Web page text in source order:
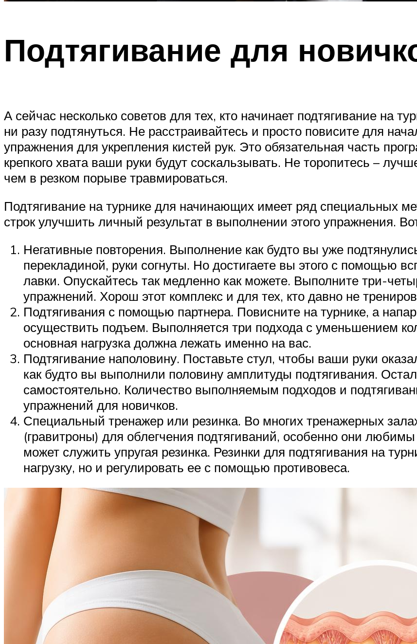
Подтягивание для
А сейчас несколько советов для тех, кто начинает подтягивание на
ни разу подтянуться. Не расстраивайтесь и просто повисите для
упражнения для укрепления кистей рук. Это обязательная часть
крепкого хвата ваши руки будут соскальзывать. Не торопитесь –
чем в резком порыве травмироваться.
Подтягивание на турнике для начинающих имеет ряд специальных
строк улучшить личный результат в выполнении этого упражнения.
Негативные повторения. Выполнение как будто вы уже
перекладиной, руки согнуты. Но достигаете вы этого с помощью
лавки. Опускайтесь так медленно как можете. Выполните три-
упражнений. Хорош этот комплекс и для тех, кто давно не
Подтягивания с помощью партнера. Повисните на турнике, а
осуществить подъем. Выполняется три подхода с уменьшением
основная нагрузка должна лежать именно на вас.
Подтягивание наполовину. Поставьте стул, чтобы ваши руки
как будто вы выполнили половину амплитуды подтягивания.
самостоятельно. Количество выполняемым подходов и
упражнений для новичков.
Специальный тренажер или резинка. Во многих тренажерных
(гравитроны) для облегчения подтягиваний, особенно они
может служить упругая резинка. Резинки для подтягивания на
нагрузку, но и регулировать ее с помощью противовеса.